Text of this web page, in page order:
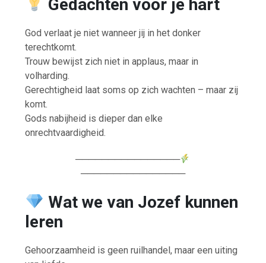
Gedachten voor je hart
God verlaat je niet wanneer jij in het donker
terechtkomt.
Trouw bewijst zich niet in applaus, maar in
volharding.
Gerechtigheid laat soms op zich wachten – maar zij
komt.
Gods nabijheid is dieper dan elke
onrechtvaardigheid.
────────────────
────────────────
Wat we van Jozef kunnen
leren
Gehoorzaamheid is geen ruilhandel, maar een uiting